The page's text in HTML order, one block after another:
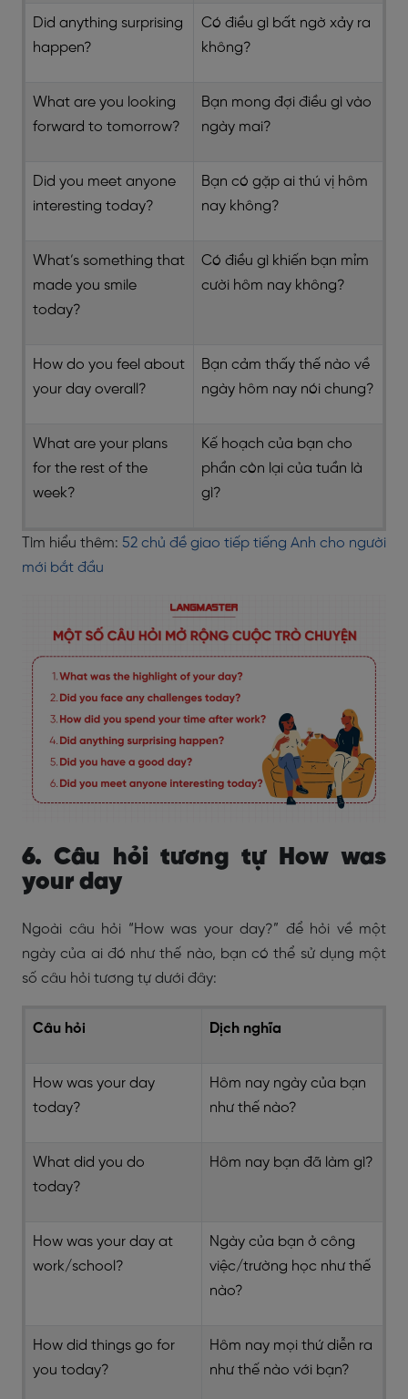
Did anything surprising
happen?
Có điều gì bất ngờ xảy ra
không?
What are you looking
forward to tomorrow?
Bạn mong đợi điều gì vào
ngày mai?
Did you meet anyone
interesting today?
Bạn có gặp ai thú vị hôm
nay không?
What’s something that
made you smile
today?
Có điều gì khiến bạn mỉm
cười hôm nay không?
How do you feel about
your day overall?
Bạn cảm thấy thế nào về
ngày hôm nay nói chung?
What are your plans
for the rest of the
week?
Kế hoạch của bạn cho
phần còn lại của tuần là
gì?
Tìm hiểu thêm: 52 chủ đề giao tiếp tiếng Anh cho người
mới bắt đầu
6. Câu hỏi tương tự How was
your day
Ngoài câu hỏi “How was your day?” để hỏi về một
ngày của ai đó như thế nào, bạn có thể sử dụng một
số câu hỏi tương tự dưới đây:
Câu hỏi Dịch nghĩa
How was your day
today?
Hôm nay ngày của bạn
như thế nào?
What did you do
today?
Hôm nay bạn đã làm gì?
How was your day at
work/school?
Ngày của bạn ở công
việc/trường học như thế
nào?
How did things go for
you today?
Hôm nay mọi thứ diễn ra
như thế nào với bạn?